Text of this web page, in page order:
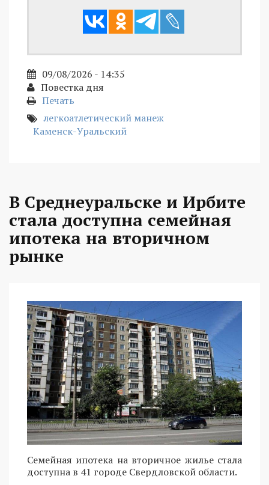
09/08/2026 - 14:35
Повестка дня
Печать
легкоатлетический манеж
Каменск-Уральский
В Среднеуральске и Ирбите
стала доступна семейная
ипотека на вторичном
рынке
Семейная ипотека на вторичное жилье стала
доступна в 41 городе Свердловской области.